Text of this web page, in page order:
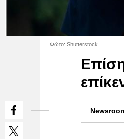
Φώτο: Shutterstock